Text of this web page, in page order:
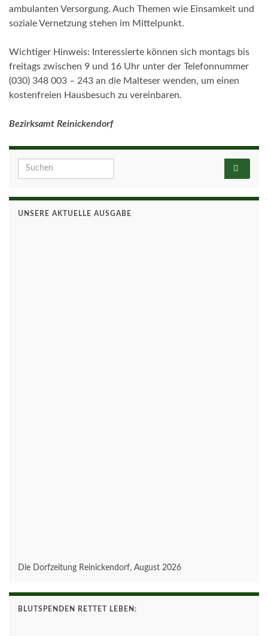
ambulanten Versorgung. Auch Themen wie Einsamkeit und
soziale Vernetzung stehen im Mittelpunkt.
Wichtiger Hinweis: Interessierte können sich montags bis
freitags zwischen 9 und 16 Uhr unter der Telefonnummer
(030) 348 003 – 243 an die Malteser wenden, um einen
kostenfreien Hausbesuch zu vereinbaren.
Bezirksamt Reinickendorf
Search for:
UNSERE AKTUELLE AUSGABE
Die Dorfzeitung Reinickendorf, August 2026
BLUTSPENDEN RETTET LEBEN: